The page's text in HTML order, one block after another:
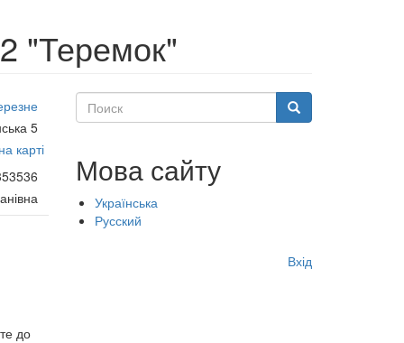
"Теремок"
5
карті
до
Поиск Поиск
Мова сайту
Українська
Русский
Вхід